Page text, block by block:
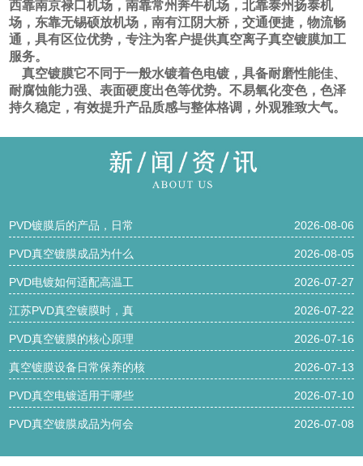
西靠南京禄口机场，南靠常州奔牛机场，北靠泰州扬泰机
场，东靠无锡硕放机场，南有江阴大桥，交通便捷，物流畅
通，具有区位优势，专注为客户提供真空离子真空镀膜加工
服务。
真空镀膜它不同于一般水镀着色电镀，具备耐磨性能佳、
耐腐蚀能力强、表面硬度出色等优势。不易氧化变色，色泽
持久稳定，有效提升产品质感与整体格调，外观雅致大气。
PVD镀膜后的产品，日常 2026-08-06
PVD真空镀膜成品为什么 2026-08-05
PVD电镀如何适配高温工 2026-07-27
江苏PVD真空镀膜时，真 2026-07-22
PVD真空镀膜的核心原理 2026-07-16
真空镀膜设备日常保养的核 2026-07-13
PVD真空电镀适用于哪些 2026-07-10
PVD真空镀膜成品为何会 2026-07-08